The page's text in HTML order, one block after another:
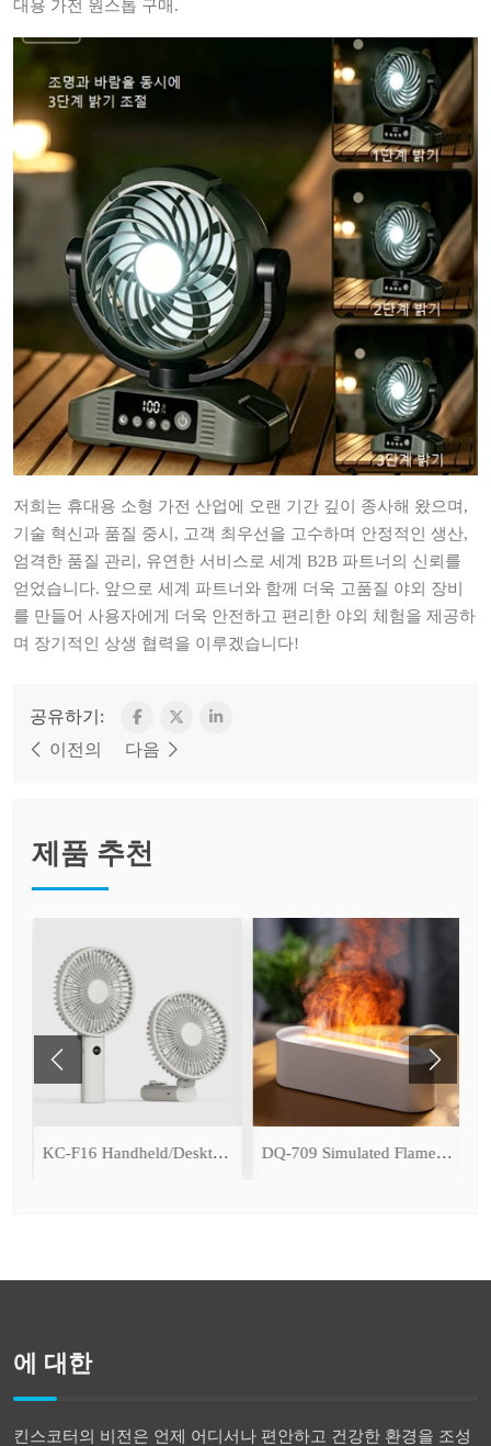
대용 가전 원스톱 구매.
저희는 휴대용 소형 가전 산업에 오랜 기간 깊이 종사해 왔으며,
기술 혁신과 품질 중시, 고객 최우선을 고수하며 안정적인 생산,
엄격한 품질 관리, 유연한 서비스로 세계 B2B 파트너의 신뢰를
얻었습니다. 앞으로 세계 파트너와 함께 더욱 고품질 야외 장비
를 만들어 사용자에게 더욱 안전하고 편리한 야외 체험을 제공하
며 장기적인 상생 협력을 이루겠습니다!
공유하기:
이전의
다음
제품 추천
KC-F16 Handheld/Desktop Fan DQ-709 Simulated Flame Aromatherapy Diffuser
에 대한
킨스코터의 비전은 언제 어디서나 편안하고 건강한 환경을 조성